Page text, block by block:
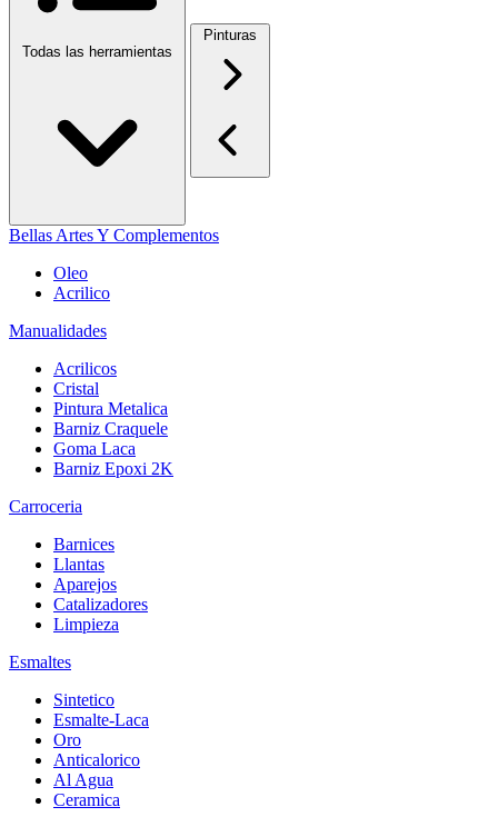
Todas las herramientas
Pinturas
Bellas Artes Y Complementos
Oleo
Acrilico
Manualidades
Acrilicos
Cristal
Pintura Metalica
Barniz Craquele
Goma Laca
Barniz Epoxi 2K
Carroceria
Barnices
Llantas
Aparejos
Catalizadores
Limpieza
Esmaltes
Sintetico
Esmalte-Laca
Oro
Anticalorico
Al Agua
Ceramica